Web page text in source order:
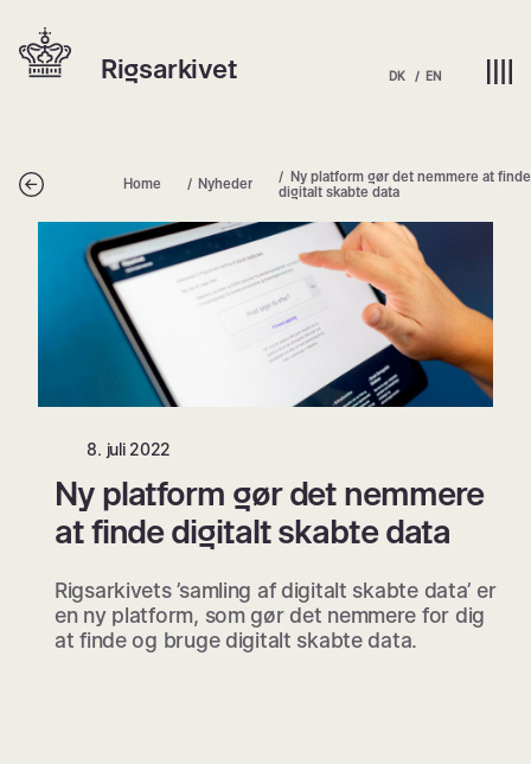
Spring
indhold
Hjem | Home
Rigsarkivet DK EN
Tilbage Home Nyheder
Ny platform gør det nemmere at finde
digitalt skabte data
Ny platform gør det nemmere at
8. juli 2022
Ny platform gør det nemmere
at finde digitalt skabte data
Rigsarkivets ’samling af digitalt skabte data’ er
en ny platform, som gør det nemmere for dig
at finde og bruge digitalt skabte data.